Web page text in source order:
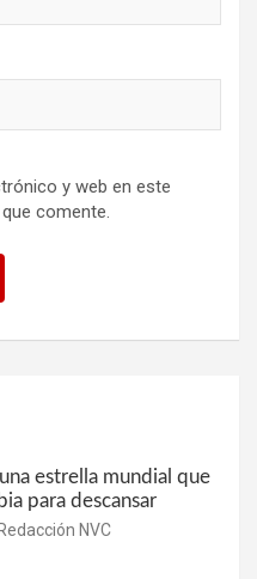
y web en este
comente.
estrella mundial que
para descansar
Redacción NVC